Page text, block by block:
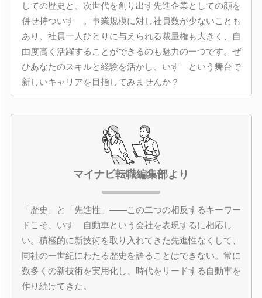
しての歴史と、次世代を創り出す先進企業としての顔を
併せ持ついすゞ。事業規模に対し社員数が少ないことも
あり、社員一人ひとりに与えられる裁量権も大きく、自
由度高く活躍することができるのも魅力の一つです。ぜ
ひあなたのスキルと経験を活かし、いすゞという舞台で
新しいキャリアを目指してみませんか？
マイナビ転職編集部より
「歴史」と「先進性」――この二つの相反するキーワー
ドこそ、いすゞ自動車という会社を表現するに相応し
い。積極的に新技術を取り入れてきた先進性なくして、
同社の一世紀にわたる歴史を語ることはできない。常に
数多くの新技術を実用化し、時代をリードする自動車を
作り続けてきた。